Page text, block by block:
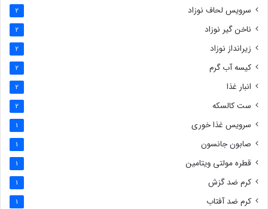
سرویس لحاف نوزاد 2
ناخن گیر نوزاد 2
زیرانداز نوزاد 2
کیسه آب گرم 2
انبار غذا 2
ست کالسکه 2
سرویس غذا خوری 1
صابون جانسون 1
قطره مولتی ویتامین 1
کرم ضد گزش 1
کرم ضد آفتاب 1